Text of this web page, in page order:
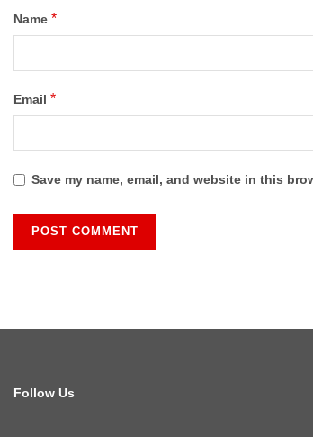
Name *
Email *
Save my name, email, and website in this
Follow Us